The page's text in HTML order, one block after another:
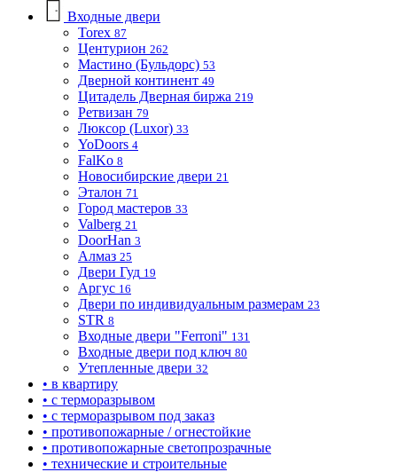
Входные двери
Torex 87
Центурион 262
Мастино (Бульдорс) 53
Дверной континент 49
Цитадель Дверная биржа 219
Ретвизан 79
Люксор (Luxor) 33
YoDoors 4
FalKo 8
Новосибирские двери 21
Эталон 71
Город мастеров 33
Valberg 21
DoorHan 3
Алмаз 25
Двери Гуд 19
Аргус 16
Двери по индивидуальным размерам 23
STR 8
Входные двери "Ferroni" 131
Входные двери под ключ 80
Утепленные двери 32
• в квартиру
• с терморазрывом
• с терморазрывом под заказ
• противопожарные / огнестойкие
• противопожарные светопрозрачные
• технические и строительные